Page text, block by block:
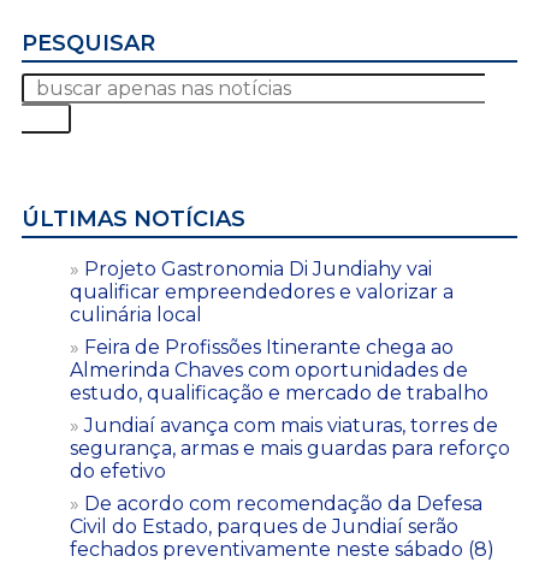
PESQUISAR
ÚLTIMAS NOTÍCIAS
Projeto Gastronomia Di Jundiahy vai
qualificar empreendedores e valorizar a
culinária local
Feira de Profissões Itinerante chega ao
Almerinda Chaves com oportunidades de
estudo, qualificação e mercado de trabalho
Jundiaí avança com mais viaturas, torres de
segurança, armas e mais guardas para reforço
do efetivo
De acordo com recomendação da Defesa
Civil do Estado, parques de Jundiaí serão
fechados preventivamente neste sábado (8)